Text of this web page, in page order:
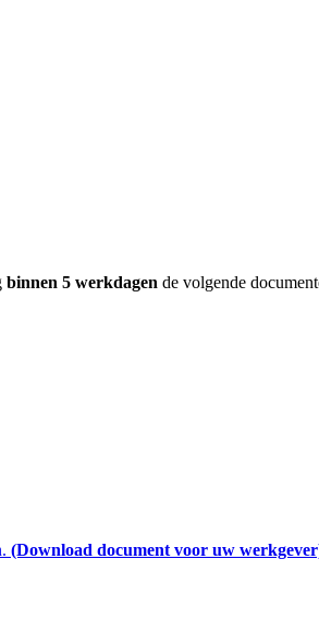
binnen 5 werkdagen de volgende
(Download document voor uw